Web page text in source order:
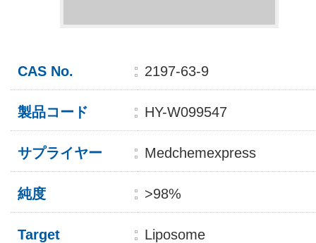
CAS No. 2197-63-9
製品コード HY-W099547
サプライヤー Medchemexpress
純度 >98%
Target Liposome